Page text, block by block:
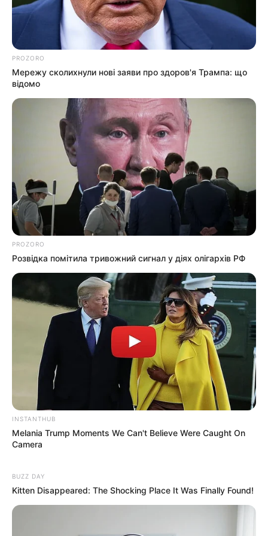
$10 тисяч, помітили в Ужгороді
03.08.2026
КУЛЬТУРА
Діти Ясінянської громади
побували на відпочинку в
Польщі та Італії (фото, відео)
02.08.2026
У високогірному селі
Закарпаття проклали асфальт
(фото)
02.08.2026
info@groza-news.info
КАТЕГОРІЇ
PROZORO
Мережу сколихнули нові заяви про здоров'я Трампа: що
відомо
PROZORO
Розвідка помітила тривожний сигнал у діях олігархів РФ
INSTANTHUB
Melania Trump Moments We Can't Believe Were Caught On
Camera
BUZZ DAY
Kitten Disappeared: The Shocking Place It Was Finally Found!